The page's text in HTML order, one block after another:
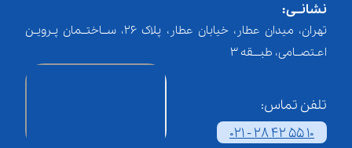
نشانــی:
تهران، میدان عطار، خیابان عطار، پلاک 26، ســاختــمان پـرویـن
اعـتصــامی، طبـــقه 3
تلفن تماس:
021 - 28 42 55 10